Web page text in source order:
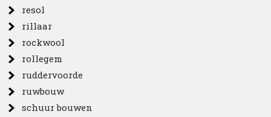
resol
rillaar
rockwool
rollegem
ruddervoorde
ruwbouw
schuur bouwen